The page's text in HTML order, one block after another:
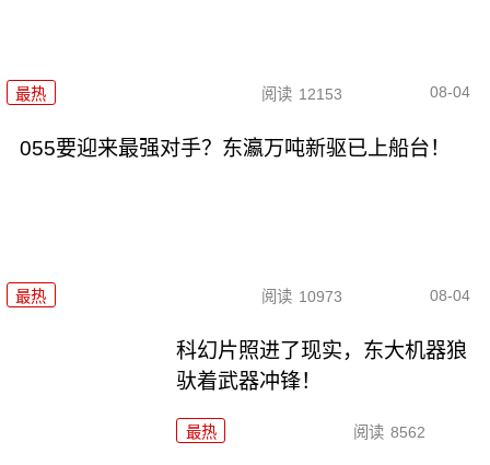
最热 阅读 12153 08-04
055要迎来最强对手？东瀛万吨新驱已上船台！
最热 阅读 10973 08-04
科幻片照进了现实，东大机器狼
驮着武器冲锋！
最热 阅读 8562